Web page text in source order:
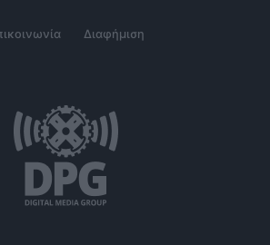
Διαφήμιση